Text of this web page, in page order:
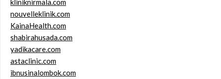
kliniknirmala.com
nouvelleklinik.com
KainaHealth.com
shabirahusada.com
yadikacare.com
astaclinic.com
ibnusinalombok.com